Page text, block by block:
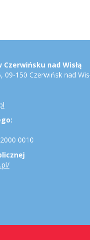
nad Wisłą
09-150 Czerwińsk nad
0010